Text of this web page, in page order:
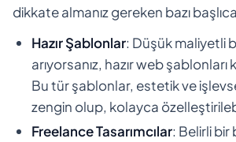
dikkate almanız gereken bazı
Hazır Şablonlar: Düşük maliyetli
arıyorsanız, hazır web
Bu tür şablonlar, estetik ve
zengin olup, kolayca
Freelance Tasarımcılar: Belirli